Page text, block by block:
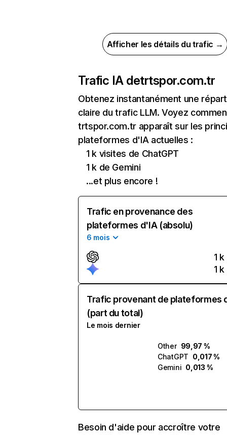
Afficher les détails du trafic →
Trafic IA detrtspor.com.tr
Obtenez instantanément une
claire du trafic LLM. Voyez
trtspor.com.tr apparaît sur les
plateformes d'IA actuelles :
1 k visites de ChatGPT
1 k de Gemini
...et plus encore !
Trafic en provenance des
plateformes d'IA (absolu)
6 mois
1 k
1 k
Trafic provenant de plateformes
(part du total)
Le mois dernier
Other 99,97 %
ChatGPT 0,017 %
Gemini 0,013 %
Besoin d'aide pour accroître votre